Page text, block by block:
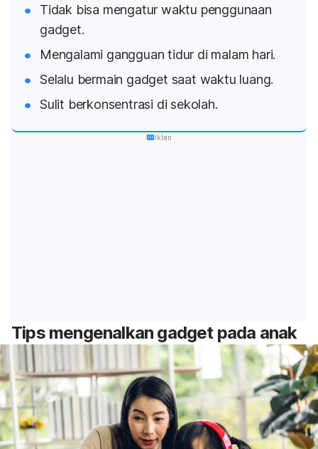
Tidak bisa mengatur waktu penggunaan
gadget.
Mengalami gangguan tidur di malam hari.
Selalu bermain gadget saat waktu luang.
Sulit berkonsentrasi di sekolah.
Iklan
Tips mengenalkan gadget pada anak